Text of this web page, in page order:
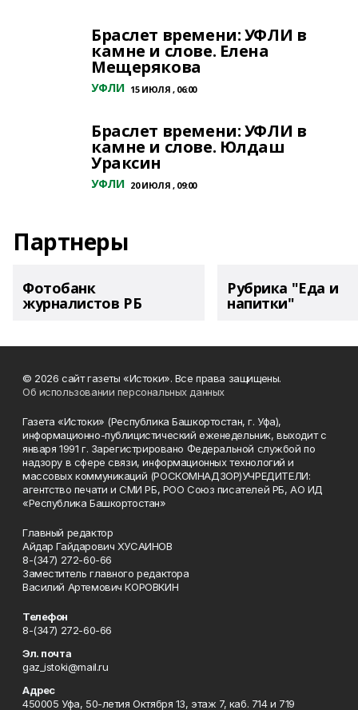
Браслет времени: УФЛИ в
камне и слове. Елена
Мещерякова
УФЛИ 15 ИЮЛЯ , 06:00
Браслет времени: УФЛИ в
камне и слове. Юлдаш
Ураксин
УФЛИ 20 ИЮЛЯ , 09:00
Партнеры
Фотобанк
журналистов РБ
Рубрика "Еда и
напитки"
© 2026 сайт газеты «Истоки». Все права защищены.
Об использовании персональных данных
Газета «Истоки» (Республика Башкортостан, г. Уфа),
информационно-публицистический еженедельник, выходит с
января 1991 г. Зарегистрировано Федеральной службой по
надзору в сфере связи, информационных технологий и
массовых коммуникаций (РОСКОМНАДЗОР)УЧРЕДИТЕЛИ:
агентство печати и СМИ РБ, РОО Союз писателей РБ, АО ИД
«Республика Башкортостан»
Главный редактор
Айдар Гайдарович ХУСАИНОВ
8-(347) 272-60-66
Заместитель главного редактора
Василий Артемович КОРОВКИН
Телефон
8-(347) 272-60-66
Эл. почта
gaz_istoki@mail.ru
Адрес
450005 Уфа, 50-летия Октября 13, этаж 7, каб. 714 и 719